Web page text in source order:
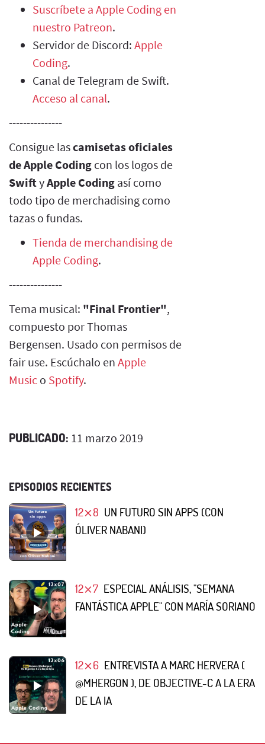
Suscríbete a Apple Coding en
nuestro Patreon.
Servidor de Discord: Apple
Coding.
Canal de Telegram de Swift.
Acceso al canal.
---------------
Consigue lascamisetas oficiales
de Apple Coding con los logos de
SwiftyApple Coding así como
todo tipo de merchadising como
tazas o fundas.
Tienda de merchandising de
Apple Coding.
---------------
Tema musical: "Final Frontier",
compuesto por Thomas
Bergensen. Usado con permisos de
fair use. Escúchalo en Apple
Music o Spotify.
PUBLICADO: 11 marzo 2019
EPISODIOS RECIENTES
12⨯8 UN FUTURO SIN APPS (CON
ÓLIVER NABANI)
12⨯7 ESPECIAL ANÁLISIS, "SEMANA
FANTÁSTICA APPLE" CON MARÍA SORIANO
12⨯6 ENTREVISTA A MARC HERVERA (
@MHERGON ), DE OBJECTIVE-C A LA ERA
DE LA IA